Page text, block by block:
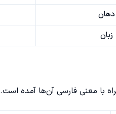
دهان
زبان
با معنی فارسی آن‌ها آمده است.